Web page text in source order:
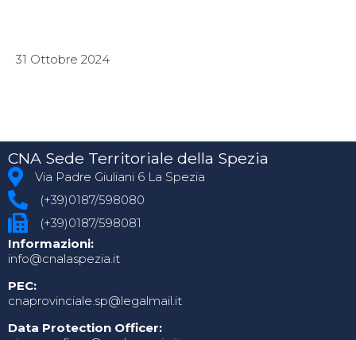
31 Ottobre 2024
CNA Sede Territoriale della Spezia
Via Padre Giuliani 6 La Spezia
(+39)0187/598080
(+39)0187/598081
Informazioni:
info@cnalaspezia.it
PEC:
cnaprovinciale.sp@legalmail.it
Data Protection Officer: